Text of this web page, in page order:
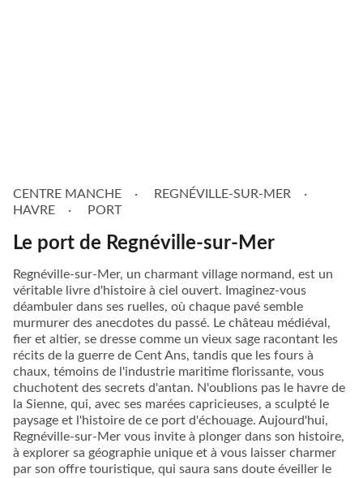
CENTRE MANCHE
REGNÉVILLE-SUR-MER
HAVRE
PORT
Le port de Regnéville-sur-Mer
Regnéville-sur-Mer, un charmant village normand, est un
véritable livre d'histoire à ciel ouvert. Imaginez-vous
déambuler dans ses ruelles, où chaque pavé semble
murmurer des anecdotes du passé. Le château médiéval,
fier et altier, se dresse comme un vieux sage racontant les
récits de la guerre de Cent Ans, tandis que les fours à
chaux, témoins de l'industrie maritime florissante, vous
chuchotent des secrets d'antan. N'oublions pas le havre de
la Sienne, qui, avec ses marées capricieuses, a sculpté le
paysage et l'histoire de ce port d'échouage. Aujourd'hui,
Regnéville-sur-Mer vous invite à plonger dans son histoire,
à explorer sa géographie unique et à vous laisser charmer
par son offre touristique, qui saura sans doute éveiller le